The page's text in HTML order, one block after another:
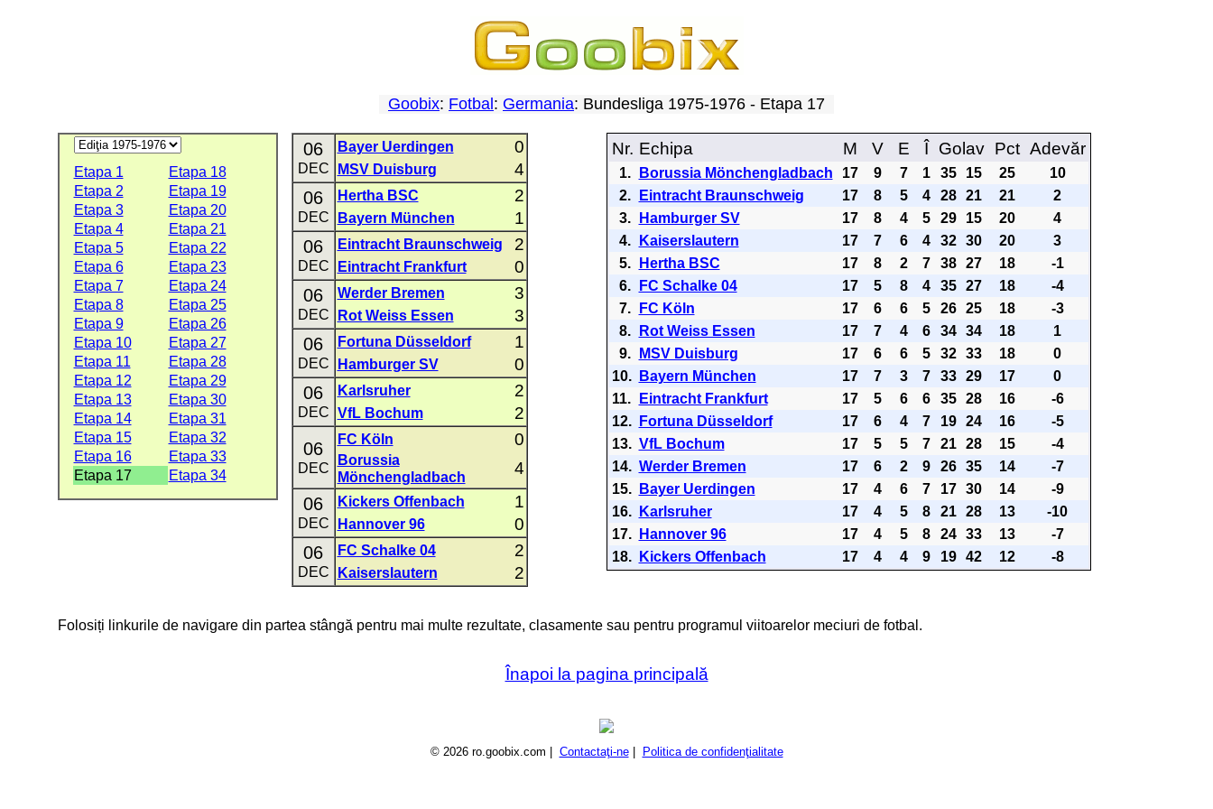
Goobix: Fotbal : Germania: Bundesliga 1975-1976 - Etapa 17
Etapa 1
Etapa 18
Etapa 2
Etapa 19
Etapa 3
Etapa 20
Etapa 4
Etapa 21
Etapa 5
Etapa 22
Etapa 6
Etapa 23
Etapa 7
Etapa 24
Etapa 8
Etapa 25
Etapa 9
Etapa 26
Etapa 10
Etapa 27
Etapa 11
Etapa 28
Etapa 12
Etapa 29
Etapa 13
Etapa 30
Etapa 14
Etapa 31
Etapa 15
Etapa 32
Etapa 16
Etapa 33
Etapa 17
Etapa 34
06
DEC
Bayer Uerdingen 0
MSV Duisburg 4
06
DEC
Hertha BSC 2
Bayern München 1
06
DEC
Eintracht Braunschweig 2
Eintracht Frankfurt 0
06
DEC
Werder Bremen 3
Rot Weiss Essen 3
06
DEC
Fortuna Düsseldorf 1
Hamburger SV 0
06
DEC
Karlsruher 2
VfL Bochum 2
06
DEC
FC Köln 0
Borussia
Mönchengladbach
4
06
DEC
Kickers Offenbach 1
Hannover 96 0
06
DEC
FC Schalke 04 2
Kaiserslautern 2
Nr. Echipa M V E Î Golav Pct Adevăr
1. Borussia Mönchengladbach 17 9 7 1 35 15 25
10
2.
Eintracht Braunschweig 17 8 5 4 28 21 21
2
3.
Hamburger SV 17 8 4 5 29 15 20
4
4.
Kaiserslautern 17 7 6 4 32 30 20
3
5.
Hertha BSC 17 8 2 7 38 27 18
-1
6.
FC Schalke 04 17 5 8 4 35 27 18
-4
7.
FC Köln 17 6 6 5 26 25 18
-3
8.
Rot Weiss Essen 17 7 4 6 34 34 18
1
9.
MSV Duisburg 17 6 6 5 32 33 18
0
10.
Bayern München 17 7 3 7 33 29 17
0
11.
Eintracht Frankfurt 17 5 6 6 35 28 16
-6
12.
Fortuna Düsseldorf 17 6 4 7 19 24 16
-5
13. VfL Bochum 17 5 5 7 21 28 15
-4
14. Werder Bremen 17 6 2 9 26 35 14
-7
15.
Bayer Uerdingen 17 4 6 7 17 30 14
-9
16.
Karlsruher 17 4 5 8 21 28 13
-10
17.
Hannover 96 17 4 5 8 24 33 13
-7
18.
Kickers Offenbach 17 4 4 9 19 42 12 -8
Folosiți linkurile de navigare din partea stângă pentru mai multe rezultate, clasamente sau pentru programul viitoarelor meciuri de fotbal.
Înapoi la pagina principală
© 2026 ro.goobix.com | Contactaţi-ne| Politica de confidenţialitate